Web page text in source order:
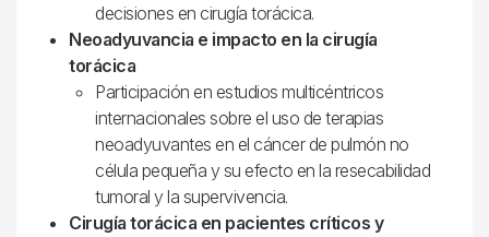
decisiones en cirugía torácica.
Neoadyuvancia e impacto en la cirugía
torácica
Participación en estudios multicéntricos
internacionales sobre el uso de terapias
neoadyuvantes en el cáncer de pulmón no
célula pequeña y su efecto en la resecabilidad
tumoral y la supervivencia.
Cirugía torácica en pacientes críticos y